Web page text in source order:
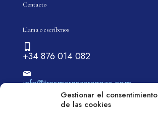
Gestionar el consentimiento
de las cookies
Contacto
Llama o escríbenos
+34 876 014 082
info@tresmareszaragoza.com